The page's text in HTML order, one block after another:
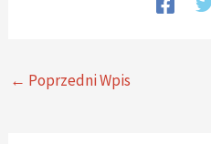
← Poprzedni Wpis